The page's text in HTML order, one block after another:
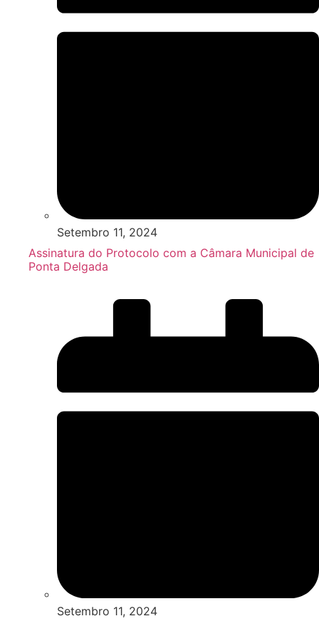
Setembro 11, 2024
Assinatura do Protocolo com a Câmara Municipal de
Ponta Delgada
Setembro 11, 2024